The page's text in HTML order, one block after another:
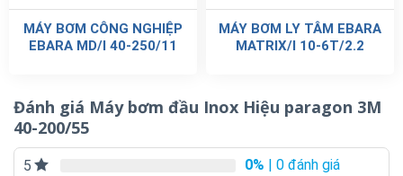
MÁY BƠM CÔNG NGHIỆP
EBARA MD/I 40-250/11
MÁY BƠM LY TÂM EBARA
MATRIX/I 10-6T/2.2
Đánh giá Máy bơm đầu Inox Hiệu paragon 3M
40-200/55
5 0% | 0 đánh giá